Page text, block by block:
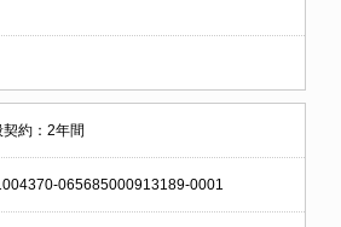
契約：2年間
065685000913189-0001